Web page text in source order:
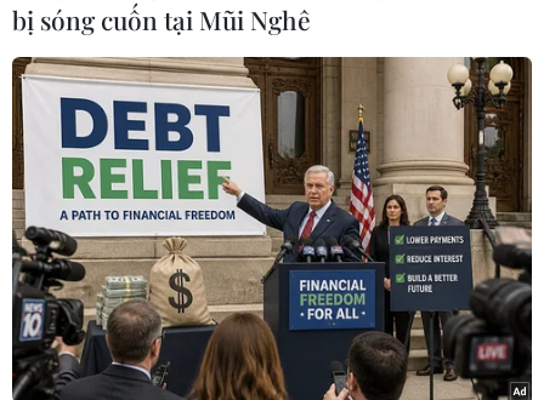
nhiều người, ông Cường nói: “Chúng tôi nhiều
lần lập biên bản vàxử lý rất kiên quyết, song
khi chúng tôi quay về thì họ lại hoạt động
tiếp.Chúng tôi không thể nằm ở bến sông để
canh họ được.”
Ông Cường cho biết thêm tuyến sông Sài Gòn
thuộc quản lý của Cục Đườngsông nội địa phía
Nam. Đơn vị này giao cho Đoạn đường sông 10
quản lý tuyến sôngnội địa của sông Sài Gòn tại
khu vực tỉnh Bình Dương; về đăng kiểm
phương tiệnthì thuộc Chi cục Đăng kiểm 6 (Cục
bị sóng cuốn tại Mũi Nghê